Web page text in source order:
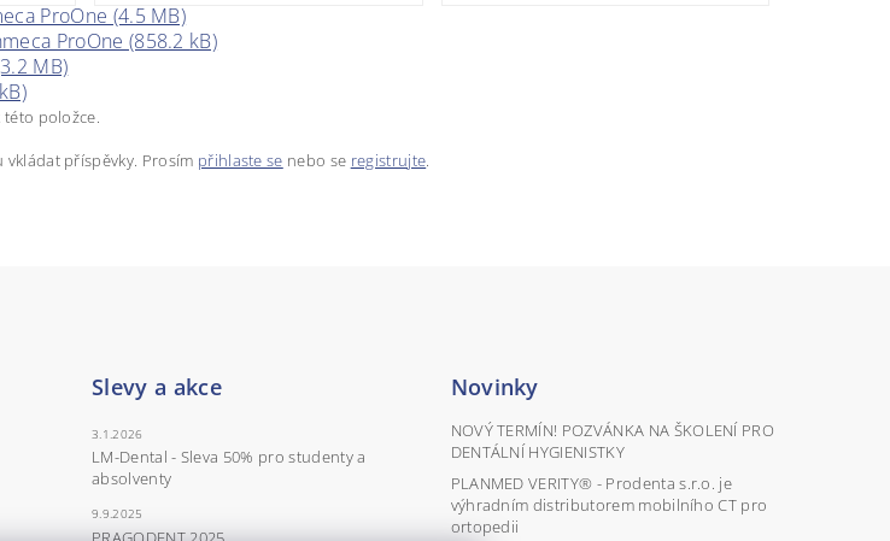
ProOne (4.5 MB)
ProOne (858.2 kB)
MB)
položce.
příspěvky. Prosím přihlaste se nebo se registrujte.
Slevy a akce
3.1.2026
LM-Dental - Sleva 50% pro studenty a
absolventy
9.9.2025
Novinky
NOVÝ TERMÍN! POZVÁNKA NA ŠKOLENÍ PRO
DENTÁLNÍ HYGIENISTKY
PLANMED VERITY® - Prodenta s.r.o. je
výhradním distributorem mobilního CT pro
ortopedii